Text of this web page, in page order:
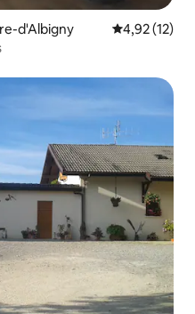
d'Albigny 4,92 de uma
4,92 (12)
hóspedes